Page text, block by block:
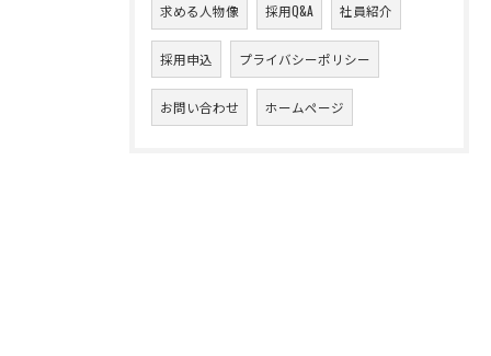
求める人物像 採用Q&A 社員紹介
採用申込 プライバシーポリシー
お問い合わせ ホームページ